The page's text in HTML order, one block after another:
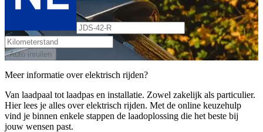
Auto inruilen
Meer informatie over elektrisch rijden?
Van laadpaal tot laadpas en installatie. Zowel zakelijk als particulier.
Hier lees je alles over elektrisch rijden. Met de online keuzehulp
vind je binnen enkele stappen de laadoplossing die het beste bij
jouw wensen past.